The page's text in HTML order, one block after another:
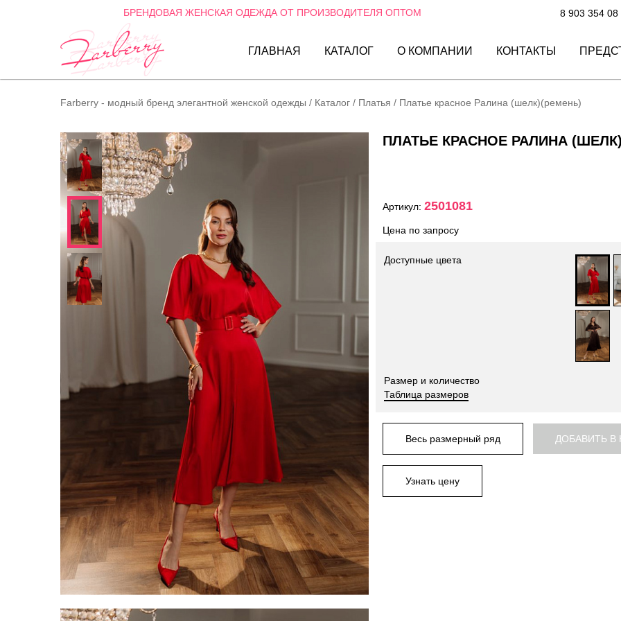
БРЕНДОВАЯ ЖЕНСКАЯ ОДЕЖДА ОТ ПРОИЗВОДИТЕЛЯ ОПТОМ 8 903 354 08
ГЛАВНАЯ КАТАЛОГ О КОМПАНИИ КОНТАКТЫ
Farberry - модный бренд элегантной женской одежды / Каталог / Платья / Платье красное Ралина (шелк)(ремень)
ПЛАТЬЕ КРАСНОЕ РАЛИНА
Артикул: 2501081
Цена по запросу
Доступные цвета
Размер и количество
Таблица размеров
Весь размерный ряд ДОБАВИТЬ В
Узнать цену